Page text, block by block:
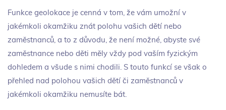
Funkce geolokace je cenná v tom, že vám umožní v
jakémkoli okamžiku znát polohu vašich dětí nebo
zaměstnanců, a to z důvodu, že není možné, abyste své
zaměstnance nebo děti měly vždy pod vaším fyzickým
dohledem a všude s nimi chodili. S touto funkcí se však o
přehled nad polohou vašich dětí či zaměstnanců v
jakémkoli okamžiku nemusíte bát.